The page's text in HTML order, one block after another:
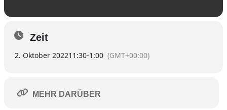
Zeit
2. Oktober 202211:30-1:00 (GMT+00:00)
MEHR DARÜBER